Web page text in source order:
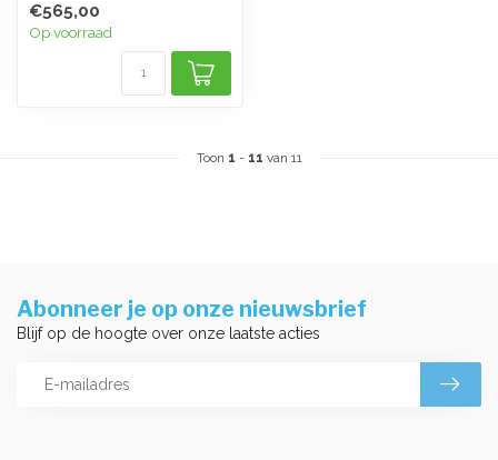
SatelliteClean...
€565,00
Op voorraad
Toon 1 - 11 van 11
Abonneer je op onze nieuwsbrief
Blijf op de hoogte over onze laatste acties